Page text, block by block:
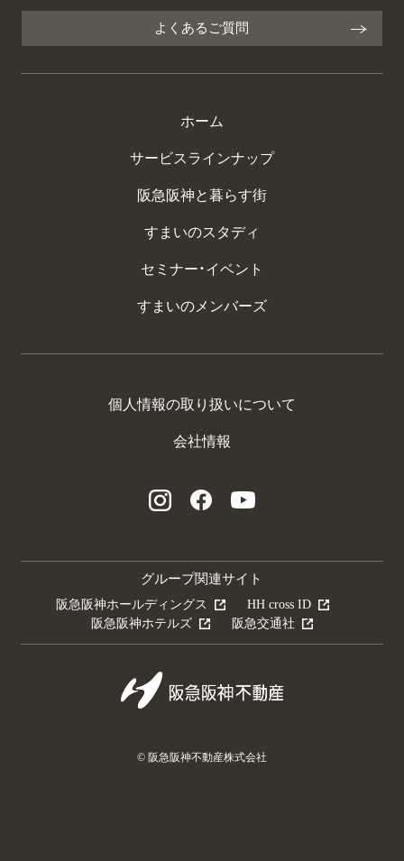
よくあるご質問
ホーム
サービスラインナップ
阪急阪神と暮らす街
すまいのスタディ
セミナー・イベント
すまいのメンバーズ
個人情報の取り扱いについて
会社情報
グループ関連サイト
阪急阪神ホールディングス
HH cross ID
阪急阪神ホテルズ
阪急交通社
© 阪急阪神不動産株式会社